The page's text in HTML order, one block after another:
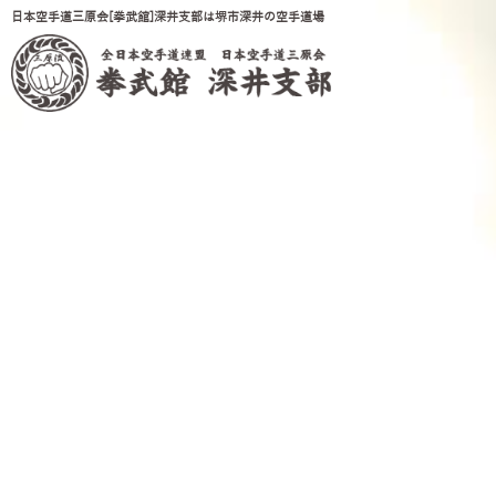
日本空手道三原会[拳武館]深井支部は堺市深井の空手道場